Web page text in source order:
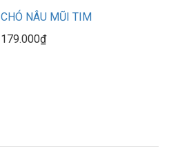
CHÓ NÂU MŨI TIM
179.000₫